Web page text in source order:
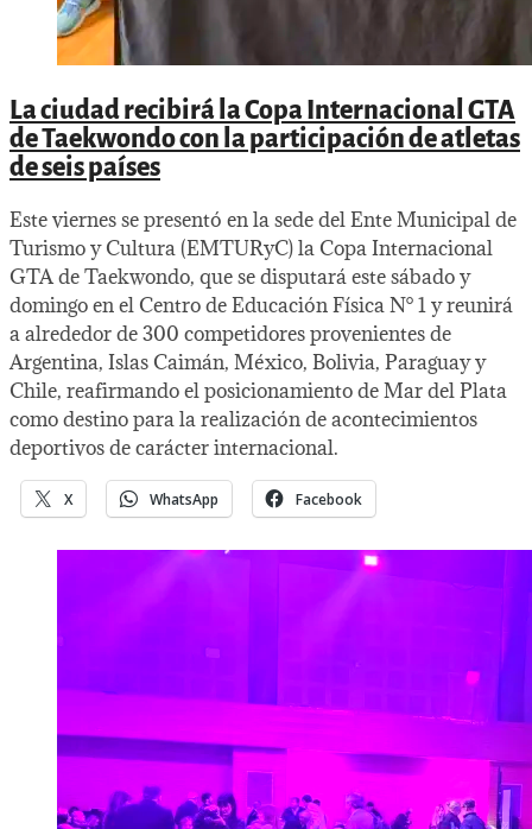
La ciudad recibirá la Copa Internacional GTA
de Taekwondo con la participación de atletas
de seis países
Este viernes se presentó en la sede del Ente Municipal de
Turismo y Cultura (EMTURyC) la Copa Internacional
GTA de Taekwondo, que se disputará este sábado y
domingo en el Centro de Educación Física N° 1 y reunirá
a alrededor de 300 competidores provenientes de
Argentina, Islas Caimán, México, Bolivia, Paraguay y
Chile, reafirmando el posicionamiento de Mar del Plata
como destino para la realización de acontecimientos
deportivos de carácter internacional.
X WhatsApp Facebook